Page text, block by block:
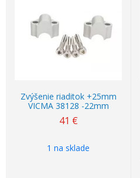
Zvýšenie riaditok +25mm
VICMA 38128 -22mm
41 €
1 na sklade